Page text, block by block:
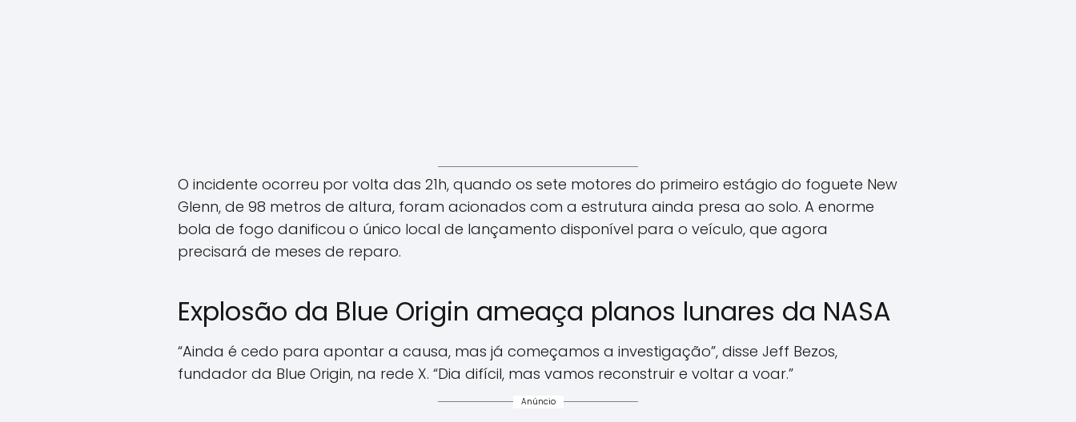
O incidente ocorreu por volta das 21h, quando os sete motores do primeiro estágio do foguete New
Glenn, de 98 metros de altura, foram acionados com a estrutura ainda presa ao solo. A enorme
bola de fogo danificou o único local de lançamento disponível para o veículo, que agora
precisará de meses de reparo.
Explosão da Blue Origin ameaça planos lunares da NASA
“Ainda é cedo para apontar a causa, mas já começamos a investigação”, disse Jeff Bezos,
fundador da Blue Origin, na rede X. “Dia difícil, mas vamos reconstruir e voltar a voar.”
Anúncio